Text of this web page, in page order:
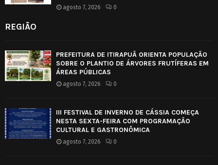
agosto 7, 2026 0
REGIÃO
PREFEITURA DE ITIRAPUÃ ORIENTA POPULAÇÃO
SOBRE O PLANTIO DE ÁRVORES FRUTÍFERAS EM
ÁREAS PÚBLICAS
agosto 7, 2026 0
III FESTIVAL DE INVERNO DE CÁSSIA COMEÇA
NESTA SEXTA-FEIRA COM PROGRAMAÇÃO
CULTURAL E GASTRONÔMICA
agosto 7, 2026 0